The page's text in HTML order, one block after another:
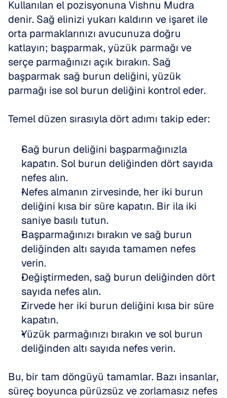
Kullanılan el pozisyonuna Vishnu Mudra
denir. Sağ elinizi yukarı kaldırın ve işaret ile
orta parmaklarınızı avucunuza doğru
katlayın; başparmak, yüzük parmağı ve
serçe parmağınızı açık bırakın. Sağ
başparmak sağ burun deliğini, yüzük
parmağı ise sol burun deliğini kontrol eder.
Temel düzen sırasıyla dört adımı takip eder:
Sağ burun deliğini başparmağınızla
kapatın. Sol burun deliğinden dört sayıda
nefes alın.
Nefes almanın zirvesinde, her iki burun
deliğini kısa bir süre kapatın. Bir ila iki
saniye basılı tutun.
Başparmağınızı bırakın ve sağ burun
deliğinden altı sayıda tamamen nefes
verin.
Değiştirmeden, sağ burun deliğinden dört
sayıda nefes alın.
Zirvede her iki burun deliğini kısa bir süre
kapatın.
Yüzük parmağınızı bırakın ve sol burun
deliğinden altı sayıda nefes verin.
Bu, bir tam döngüyü tamamlar. Bazı insanlar,
süreç boyunca pürüzsüz ve zorlamasız nefes